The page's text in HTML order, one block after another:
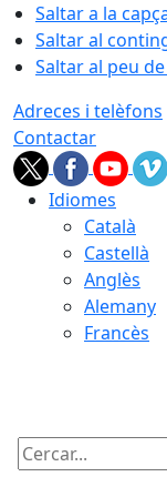
Saltar a la
Saltar al
Saltar al peu
Adreces i telèfons
Contactar
Idiomes
Català
Castellà
Anglès
Alemany
Francès
Cercar: